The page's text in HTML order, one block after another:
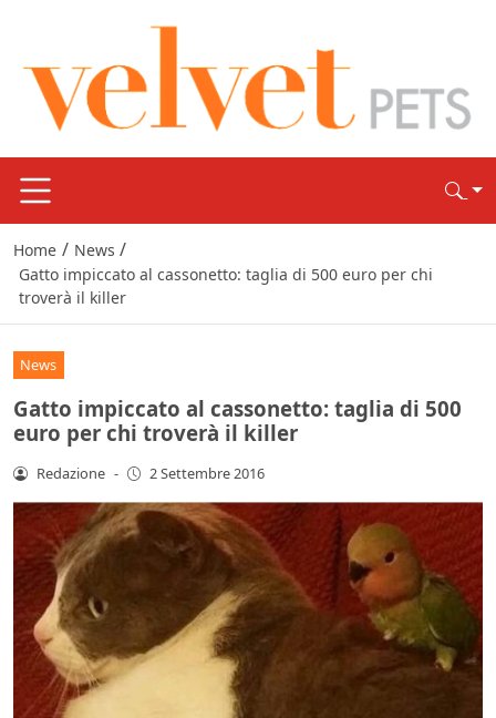
Home / News /
Gatto impiccato al cassonetto: taglia di 500 euro per chi
troverà il killer
News
Gatto impiccato al cassonetto: taglia di 500
euro per chi troverà il killer
Redazione - 2 Settembre 2016